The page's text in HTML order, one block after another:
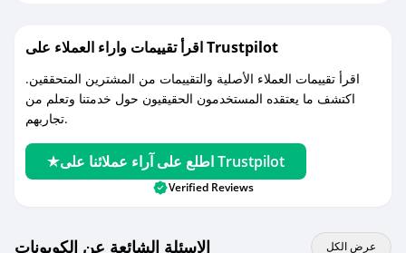
اقرأ تقييمات واراء العملاء على Trustpilot
اقرأ تقييمات العملاء الأصلية والتقييمات من المشترين المتحققين.
اكتشف ما يعتقده المستخدمون الحقيقيون حول خدمتنا وتعلم من
تجاربهم.
اطلع على آراء عملائنا على Trustpilot
Verified Reviews
الاسئلة الشائعة عن الكوبونات عرض الكل